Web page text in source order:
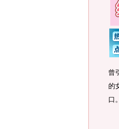
曾
的
口